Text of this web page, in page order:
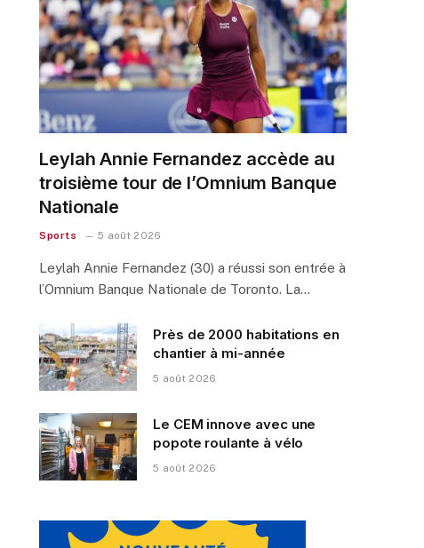
Leylah Annie Fernandez accède au
troisième tour de l’Omnium Banque
Nationale
Sports 5 août 2026
Leylah Annie Fernandez (30) a réussi son entrée à
l’Omnium Banque Nationale de Toronto. La…
Près de 2000 habitations en
chantier à mi-année
5 août 2026
Le CEM innove avec une
popote roulante à vélo
5 août 2026